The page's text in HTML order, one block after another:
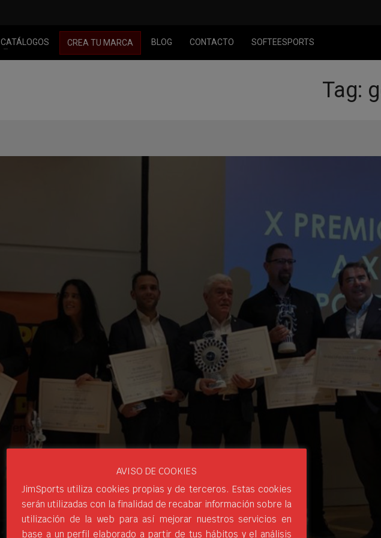
CATÁLOGOS CREA TU MARCA BLOG CONTACTO SOFTEESPORTS
Tag:
AVISO DE COOKIES
JimSports utiliza cookies propias y de terceros. Estas cookies
serán utilizadas con la finalidad de recabar información sobre la
utilización de la web para así mejorar nuestros servicios en
base a un perfil elaborado a partir de tus hábitos y el análisis